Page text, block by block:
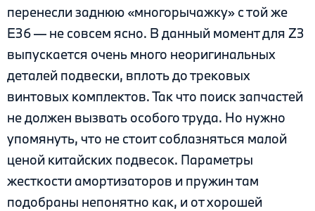
перенесли заднюю «многорычажку» с той же
E36 — не совсем ясно. В данный момент для Z3
выпускается очень много неоригинальных
деталей подвески, вплоть до трековых
винтовых комплектов. Так что поиск запчастей
не должен вызвать особого труда. Но нужно
упомянуть, что не стоит соблазняться малой
ценой китайских подвесок. Параметры
жесткости амортизаторов и пружин там
подобраны непонятно как, и от хорошей